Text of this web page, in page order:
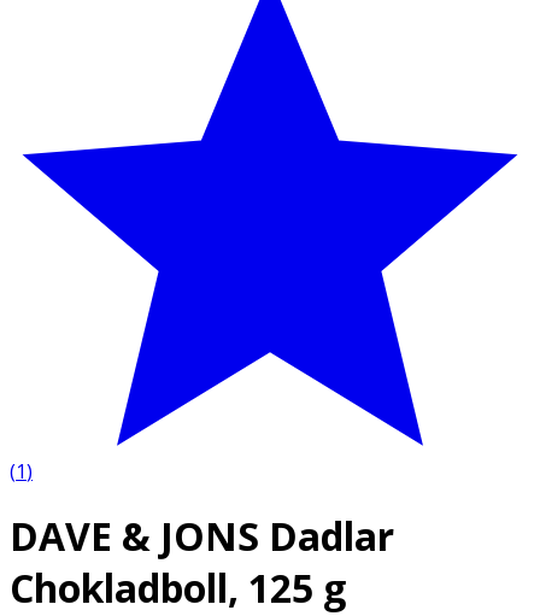
(1)
DAVE & JONS Dadlar
Chokladboll, 125 g